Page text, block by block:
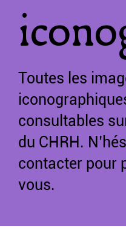
Toutes les
consultables
du CHRH.
contacter pour
vous.